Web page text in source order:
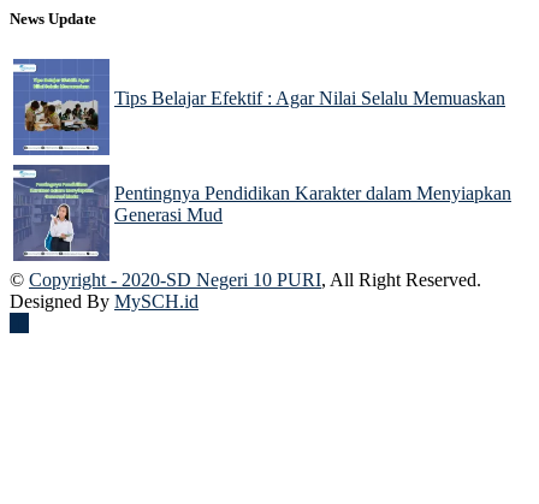
News Update
Tips Belajar Efektif : Agar Nilai Selalu Memuaskan
Pentingnya Pendidikan Karakter dalam Menyiapkan
Generasi Mud
© Copyright - 2020-SD Negeri 10 PURI, All Right Reserved.
Designed By MySCH.id